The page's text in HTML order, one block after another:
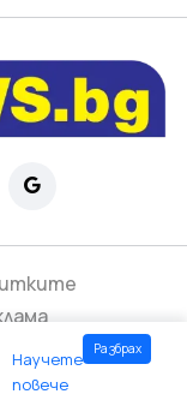
Научете
повече
Разбрах